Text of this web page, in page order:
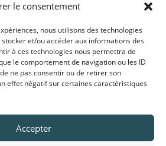
le consentement
nous utilisons des technologies
et/ou accéder aux informations des
à ces technologies nous permettra de
le comportement de navigation ou les ID
ne pas consentir ou de retirer son
effet négatif sur certaines caractéristiques
Accepter
de Loire Atlantique sous le
et certifié Qualiopi par Pronéo
FOO27 au titre de la catégorie